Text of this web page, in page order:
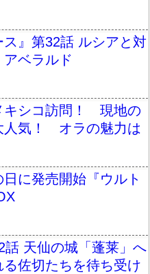
ス』第32話 ルシアと対
ベラルド
キシコ訪問！ 現地の
人気！ オラの魅力は
に発売開始『ウルト
話 天仙の城「蓬莱」へ
る佐切たちを待ち受け